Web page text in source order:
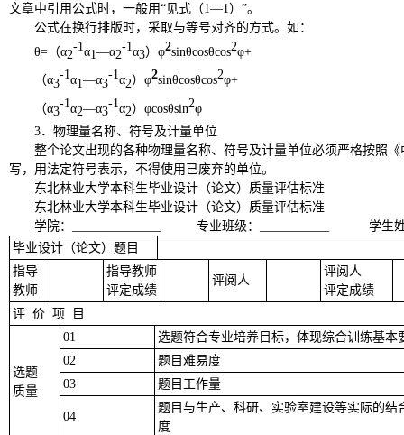
文章中引用公式时，一般用“见式（1—1） ”。
公式在换行排版时，采取与等号对齐的方式。如：
θ= （α2
-1α1—α2
-1α3） φ2sinθcosθcos2φ+
（α3
-1α1 —α3
-1α2） φ2sinθcosθcos2φ+
（α3
-1 α2—α3
-1 α2） φcosθsin2φ
3．物理量名称、符号及计量单位
整个论文出现的各种物理量名称、符号及计量单位必须严格按照
写，用法定符号表示，不得使用已废弃的单位。
东北林业大学本科生毕业设计（论文）质量评估标准
东北林业大学本科生毕业设计 （论文） 质量评估标准
学院：
专业班级：
学生
毕业设计 （论文） 题目
指导
教师
指导教师
评定成绩
评阅人
评阅人
评定成绩
评 价 项 目
选题
质量
01
选题符合专业培养目标，体现综合训练基本
02
题目难易度
03
题目工作量
04
题目与生产、科研、实验室建设等实际的结
度